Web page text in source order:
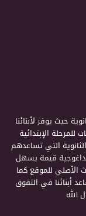
حيث يوفر لأبنائنا
الإبتدائية
التي تساعدهم
قيمة يسهل
الأصلي للموقع كما
أبنائنا في التفوق
الله